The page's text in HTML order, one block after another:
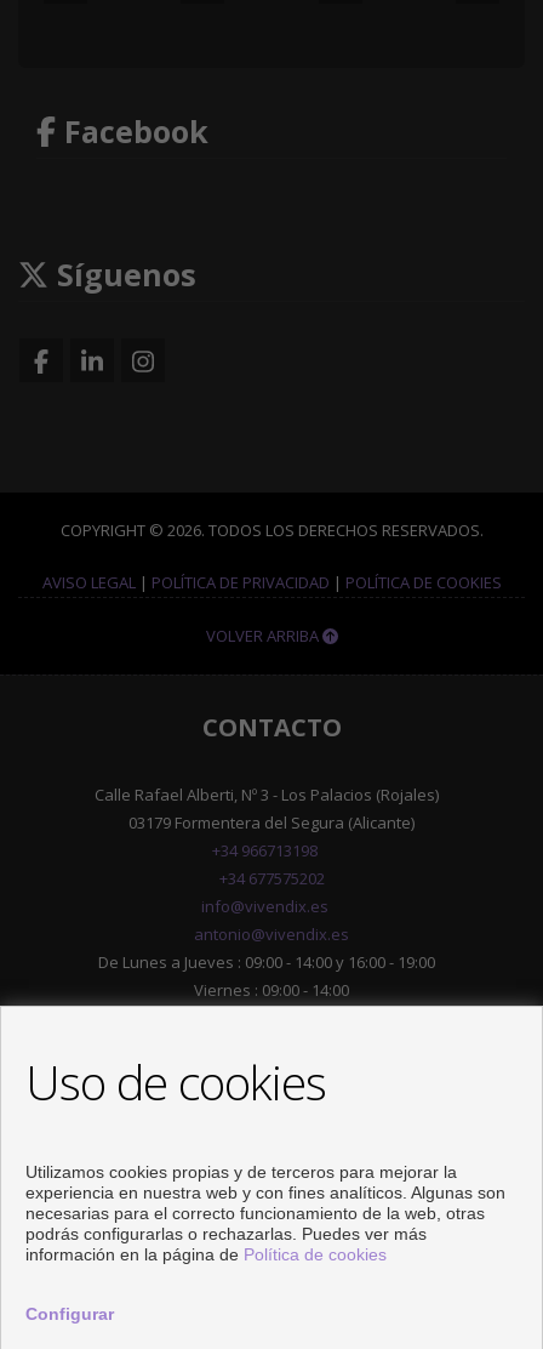
Facebook
Síguenos
COPYRIGHT © 2026. TODOS LOS DERECHOS RESERVADOS.
AVISO LEGAL| POLÍTICA DE PRIVACIDAD | POLÍTICA DE COOKIES
VOLVER ARRIBA
CONTACTO
Calle Rafael Alberti, Nº 3 - Los Palacios (Rojales)
03179 Formentera del Segura (Alicante)
+34 966713198
+34 677575202
info@vivendix.es
antonio@vivendix.es
De Lunes a Jueves : 09:00 - 14:00 y 16:00 - 19:00
Viernes : 09:00 - 14:00
SÍGUENOS
Uso de cookies
Utilizamos cookies propias y de terceros para mejorar la
experiencia en nuestra web y con fines analíticos. Algunas son
necesarias para el correcto funcionamiento de la web, otras
podrás configurarlas o rechazarlas. Puedes ver más
información en la página de Política de cookies
Configurar